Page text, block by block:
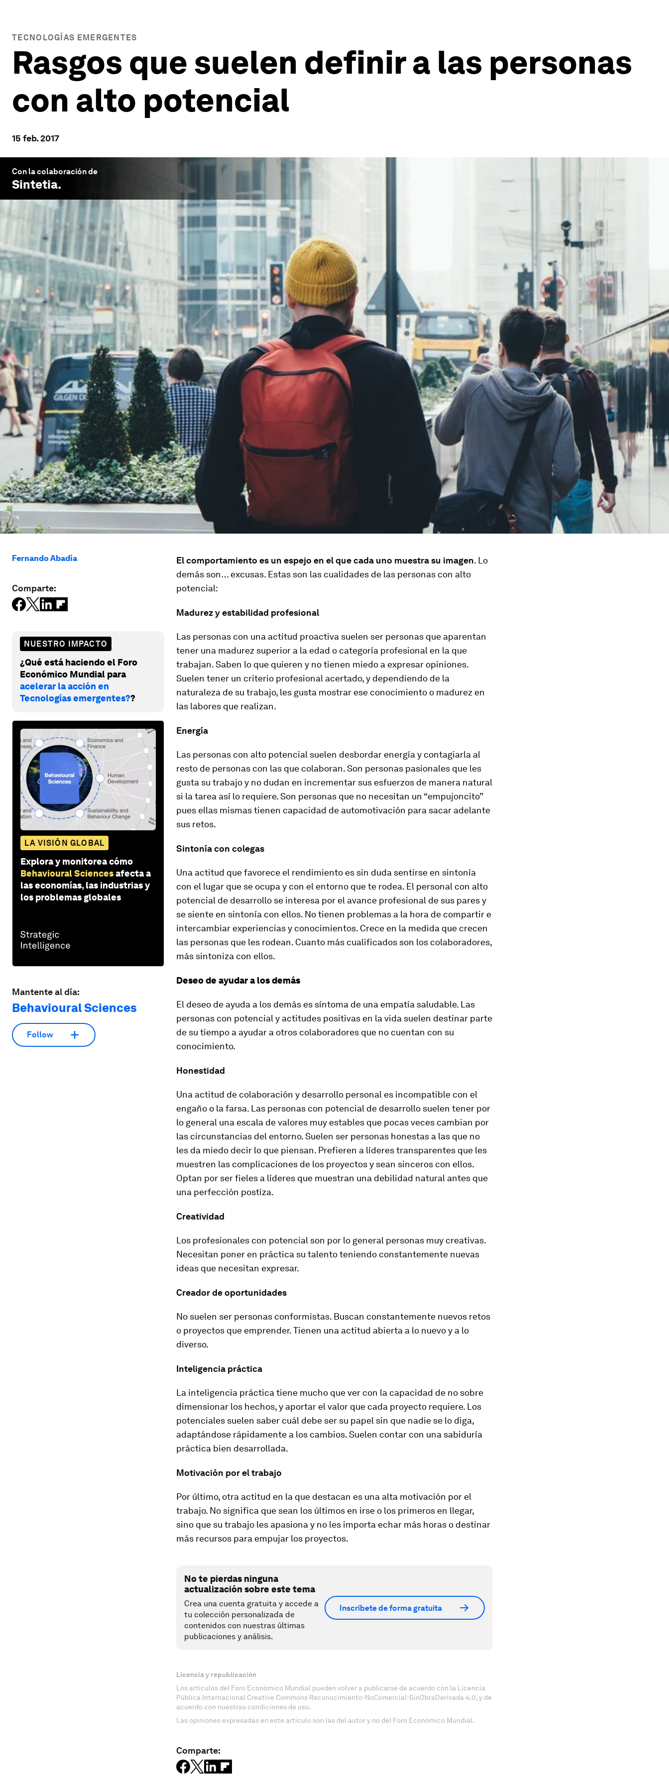
TECNOLOGÍAS EMERGENTES
Rasgos que suelen definir a las personas
con alto potencial
15 feb. 2017
Con la colaboración de
Sintetia.
Fernando Abadía
Comparte:
NUESTRO IMPACTO
¿Qué está haciendo el Foro
Económico Mundial para
acelerar la acción en
Tecnologías emergentes??
LA VISIÓN GLOBAL
Explora y monitorea cómo
Behavioural Sciencesafecta a
las economías, las industrias y
los problemas globales
Mantente al día:
Behavioural Sciences
Follow
El comportamiento es un espejo en el que cada uno muestra su imagen. Lo
demás son… excusas. Estas son las cualidades de las personas con alto
potencial:
Madurez y estabilidad profesional
Las personas con una actitud proactiva suelen ser personas que aparentan
tener una madurez superior a la edad o categoría profesional en la que
trabajan. Saben lo que quieren y no tienen miedo a expresar opiniones.
Suelen tener un criterio profesional acertado, y dependiendo de la
naturaleza de su trabajo, les gusta mostrar ese conocimiento o madurez en
las labores que realizan.
Energía
Las personas con alto potencial suelen desbordar energía y contagiarla al
resto de personas con las que colaboran. Son personas pasionales que les
gusta su trabajo y no dudan en incrementar sus esfuerzos de manera natural
si la tarea así lo requiere. Son personas que no necesitan un “empujoncito”
pues ellas mismas tienen capacidad de automotivación para sacar adelante
sus retos.
Sintonía con colegas
Una actitud que favorece el rendimiento es sin duda sentirse en sintonía
con el lugar que se ocupa y con el entorno que te rodea. El personal con alto
potencial de desarrollo se interesa por el avance profesional de sus pares y
se siente en sintonía con ellos. No tienen problemas a la hora de compartir e
intercambiar experiencias y conocimientos. Crece en la medida que crecen
las personas que les rodean. Cuanto más cualificados son los colaboradores,
más sintoniza con ellos.
Deseo de ayudar a los demás
El deseo de ayuda a los demás es síntoma de una empatía saludable. Las
personas con potencial y actitudes positivas en la vida suelen destinar parte
de su tiempo a ayudar a otros colaboradores que no cuentan con su
conocimiento.
Honestidad
Una actitud de colaboración y desarrollo personal es incompatible con el
engaño o la farsa. Las personas con potencial de desarrollo suelen tener por
lo general una escala de valores muy estables que pocas veces cambian por
las circunstancias del entorno. Suelen ser personas honestas a las que no
les da miedo decir lo que piensan. Prefieren a líderes transparentes que les
muestren las complicaciones de los proyectos y sean sinceros con ellos.
Optan por ser fieles a líderes que muestran una debilidad natural antes que
una perfección postiza.
Creatividad
Los profesionales con potencial son por lo general personas muy creativas.
Necesitan poner en práctica su talento teniendo constantemente nuevas
ideas que necesitan expresar.
Creador de oportunidades
No suelen ser personas conformistas. Buscan constantemente nuevos retos
o proyectos que emprender. Tienen una actitud abierta a lo nuevo y a lo
diverso.
Inteligencia práctica
La inteligencia práctica tiene mucho que ver con la capacidad de no sobre
dimensionar los hechos, y aportar el valor que cada proyecto requiere. Los
potenciales suelen saber cuál debe ser su papel sin que nadie se lo diga,
adaptándose rápidamente a los cambios. Suelen contar con una sabiduría
práctica bien desarrollada.
Motivación por el trabajo
Por último, otra actitud en la que destacan es una alta motivación por el
trabajo. No significa que sean los últimos en irse o los primeros en llegar,
sino que su trabajo les apasiona y no les importa echar más horas o destinar
más recursos para empujar los proyectos.
No te pierdas ninguna
actualización sobre este tema
Crea una cuenta gratuita y accede a
tu colección personalizada de
contenidos con nuestras últimas
publicaciones y análisis.
Inscríbete de forma gratuita
Licencia y republicación
Los artículos del Foro Económico Mundial pueden volver a publicarse de acuerdo con la Licencia
Pública Internacional Creative Commons Reconocimiento-NoComercial-SinObraDerivada 4.0, y de
acuerdo con nuestras condiciones de uso.
Las opiniones expresadas en este artículo son las del autor y no del Foro Económico Mundial.
Comparte: